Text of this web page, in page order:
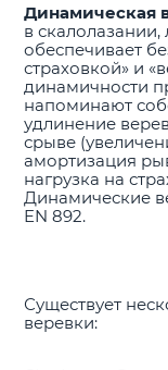
Динамическая
в
обеспечивает
страховкой» и
динамичности
напоминают
удлинение
срыве
амортизация
нагрузка на
Динамические
EN 892.
Существует
веревки: